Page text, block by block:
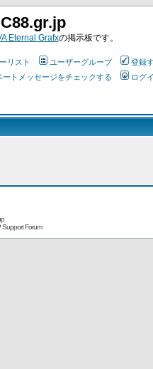
Eternal Grafxの掲示板です。
リスト ユーザーグループ
登録
ートメッセージをチェックする ログ
Forum